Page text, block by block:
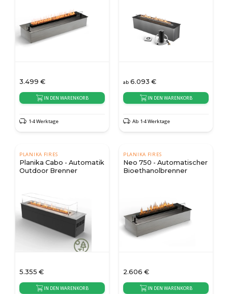
3.499 €
IN DEN WARENKORB
1-4 Werktage
ab 6.093 €
IN DEN WARENKORB
Ab 1-4 Werktage
PLANIKA FIRES
Planika Cabo - Automatik
Outdoor Brenner
5.355 €
IN DEN WARENKORB
PLANIKA FIRES
Neo 750 - Automatischer
Bioethanolbrenner
2.606 €
IN DEN WARENKORB